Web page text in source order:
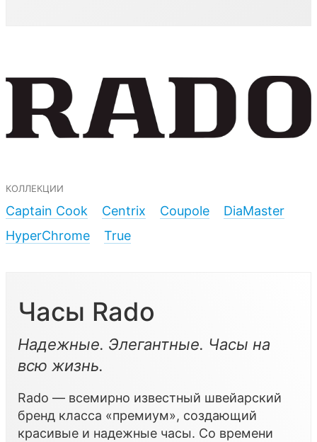
коллекции
Captain Cook
Centrix Coupole
DiaMaster
HyperChrome
True
Часы Rado
Надежные. Элегантные. Часы на
всю жизнь.
Rado — всемирно известный швейарский
бренд класса «премиум», создающий
красивые и надежные часы. Cо времени